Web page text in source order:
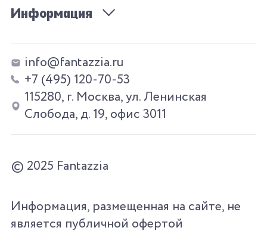
Информация
info@fantazzia.ru
+7 (495) 120-70-53
115280, г. Москва, ул. Ленинская
Слобода, д. 19, офис 3011
© 2025 Fantazzia
Информация, размещенная на сайте, не
является публичной офертой